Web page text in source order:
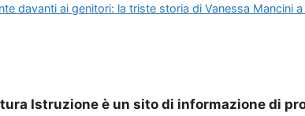
davanti ai genitori: la triste storia di Vanessa Mancini a
Istruzione è un sito di informazione di